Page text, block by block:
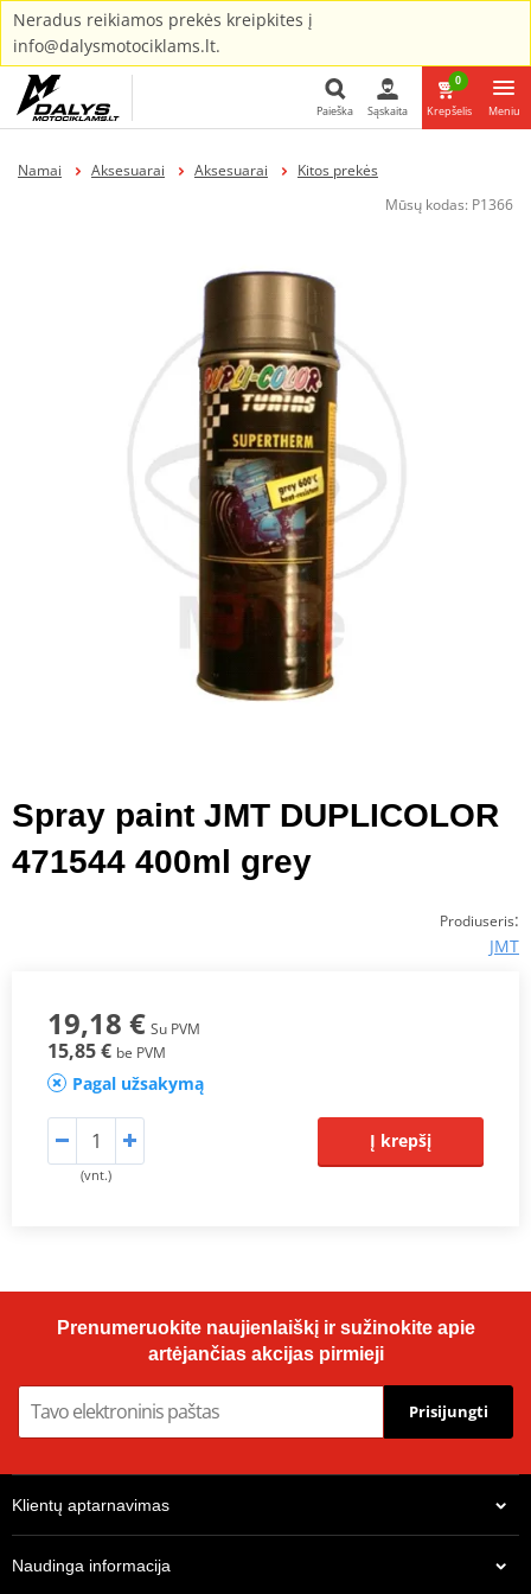
Neradus reikiamos prekės kreipkites į
info@dalysmotociklams.lt.
Paieška Sąskaita
0
Krepšelis Meniu
Namai Aksesuarai Aksesuarai
Kitos prekės
Mūsų kodas: P1366
Spray paint JMT DUPLICOLOR
471544 400ml grey
Prodiuseris:
JMT
19,18 € Su PVM
15,85 € be PVM
Pagal užsakymą
(vnt.)
Į krepšį
Prenumeruokite naujienlaiškį ir sužinokite apie
artėjančias akcijas pirmieji
Prisijungti
Klientų aptarnavimas
Naudinga informacija